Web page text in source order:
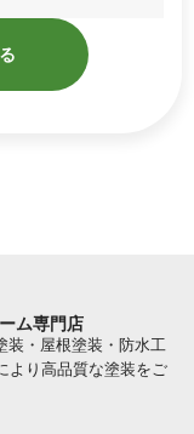
ム専門店
装・屋根塗装・防水工
より高品質な塗装をご